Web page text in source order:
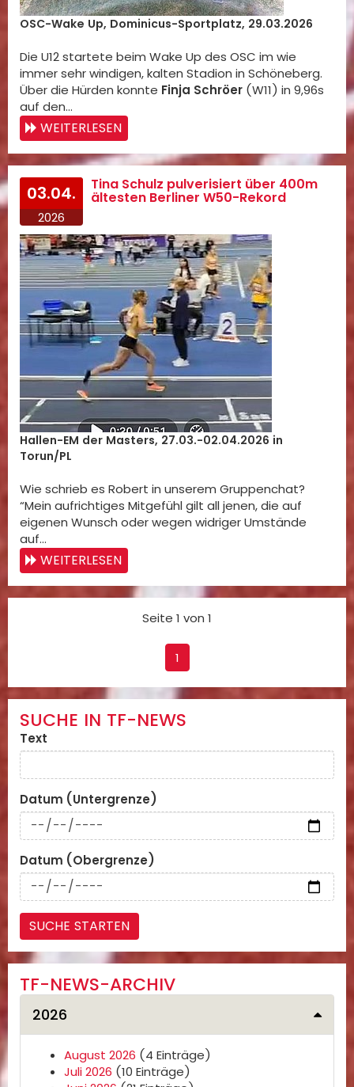
OSC-Wake Up, Dominicus-Sportplatz, 29.03.2026
Die U12 startete beim Wake Up des OSC im wie
immer sehr windigen, kalten Stadion in Schöneberg.
Über die Hürden konnte Finja Schröer (W11) in 9,96s
auf den…
WEITERLESEN
03.04.
2026
Tina Schulz pulverisiert über 400m
ältesten Berliner W50-Rekord
Hallen-EM der Masters, 27.03.-02.04.2026 in
Torun/PL
Wie schrieb es Robert in unserem Gruppenchat?
“Mein aufrichtiges Mitgefühl gilt all jenen, die auf
eigenen Wunsch oder wegen widriger Umstände
auf…
WEITERLESEN
Seite 1 von 1
1
SUCHE IN TF-NEWS
Text
Datum (Untergrenze)
Datum (Obergrenze)
TF-NEWS-ARCHIV
2026
August 2026 (4 Einträge)
Juli 2026 (10 Einträge)